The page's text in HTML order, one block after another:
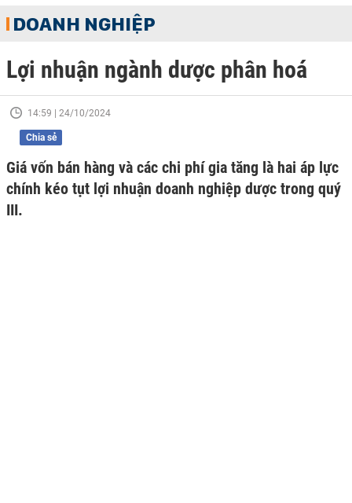
DOANH NGHIỆP
Lợi nhuận ngành dược phân hoá
14:59 | 24/10/2024
Chia sẻ
Giá vốn bán hàng và các chi phí gia tăng là hai áp lực
chính kéo tụt lợi nhuận doanh nghiệp dược trong quý
III.